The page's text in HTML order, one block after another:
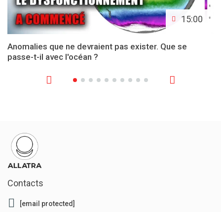
15:00
Anomalies que ne devraient pas exister. Que se
passe-t-il avec l'océan ?
Contacts
[email protected]